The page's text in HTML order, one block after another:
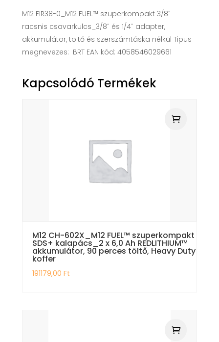
M12 FIR38-0_M12 FUEL™ szuperkompakt 3/8˝
racsnis csavarkulcs_3/8˝ és 1/4˝ adapter,
akkumulátor, töltő és szerszámtáska nélkül Tipus
megnevezes: BRT EAN kód: 4058546029661
Kapcsolódó Termékek
M12 CH-602X_M12 FUEL™ szuperkompakt
SDS+ kalapács_2 x 6,0 Ah REDLITHIUM™
akkumulátor, 90 perces töltő, Heavy Duty
koffer
191179,00 Ft